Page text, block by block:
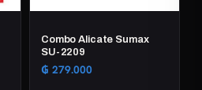
Combo Alicate Sumax
SU-2209
₲ 279.000